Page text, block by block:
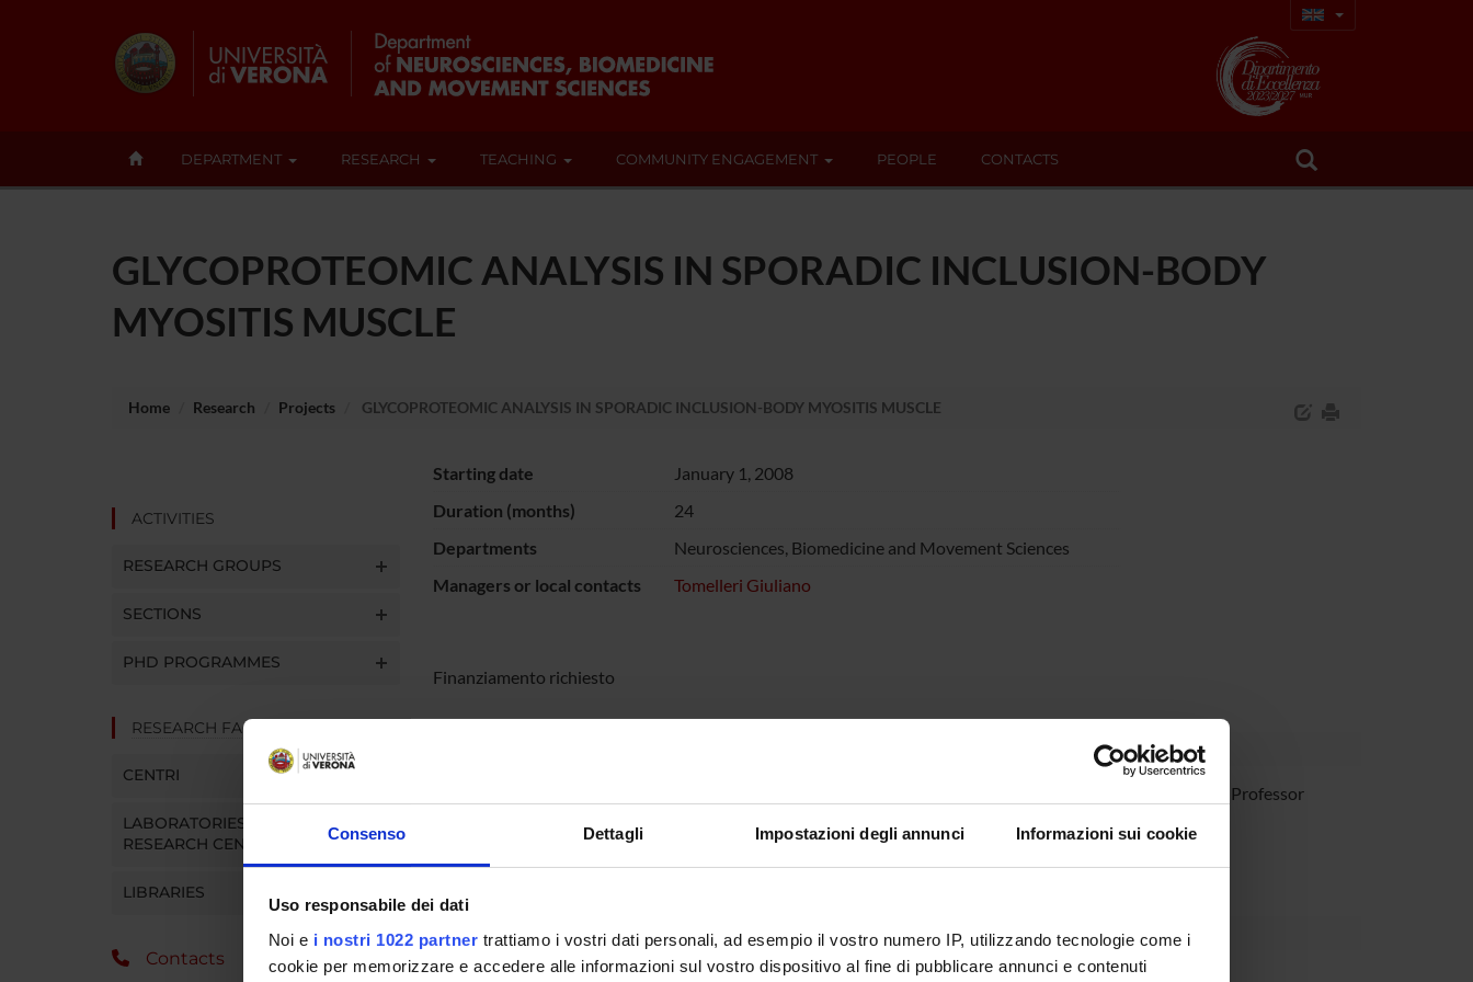
Consenso Dettagli Impostazioni degli annunci Informazioni sui cookie
Uso responsabile dei dati
Noi e i nostri 1022 partner trattiamo i vostri dati personali, ad esempio il vostro numero IP, utilizzando tecnologie come i
cookie per memorizzare e accedere alle informazioni sul vostro dispositivo al fine di pubblicare annunci e contenuti
DEPARTMENT RESEARCH TEACHING COMMUNITY ENGAGEMENT PEOPLE CONTACTS
GLYCOPROTEOMIC ANALYSIS IN SPORADIC INCLUSION-BODY
MYOSITIS MUSCLE
Home Research Projects GLYCOPROTEOMIC ANALYSIS IN SPORADIC INCLUSION-BODY MYOSITIS MUSCLE
ACTIVITIES
RESEARCH GROUPS
SECTIONS
PHD PROGRAMMES
RESEARCH FACILITIES
CENTRI
LABORATORIES AND
RESEARCH CENTRES
LIBRARIES
Contacts
Starting date
January 1, 2008
Duration (months)
24
Departments
Neurosciences, Biomedicine and Movement Sciences
Managers or local contacts
Tomelleri Giuliano
Finanziamento richiesto
Associate Professor
COLLABORATORI ESTERNI
Paola Tonin
Azienda Ospedaliera di